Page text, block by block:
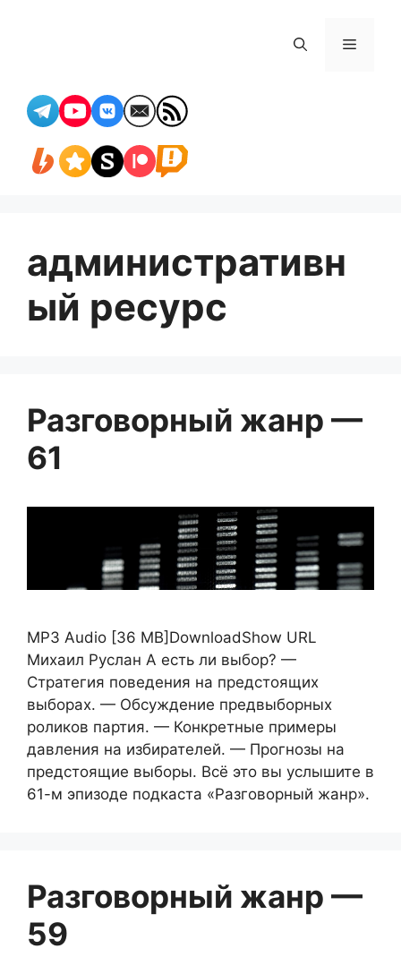
Меню
административн
ый ресурс
Разговорный жанр —
61
MP3 Audio [36 MB]DownloadShow URL
Михаил Руслан А есть ли выбор? —
Стратегия поведения на предстоящих
выборах. — Обсуждение предвыборных
роликов партия. — Конкретные примеры
давления на избирателей. — Прогнозы на
предстоящие выборы. Всё это вы услышите в
61-м эпизоде подкаста «Разговорный жанр».
Разговорный жанр —
59